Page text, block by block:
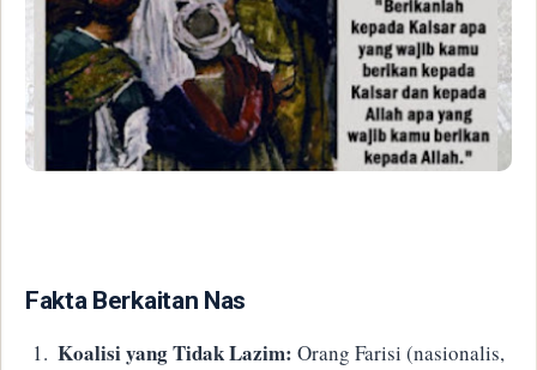
​Fakta Berkaitan Nas
Koalisi yang Tidak Lazim: Orang Farisi (nasionalis,